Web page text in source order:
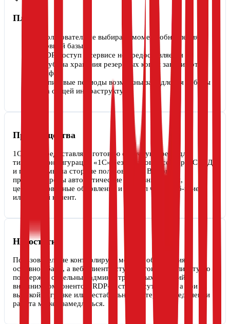
Плохо
Пользователь не выбирает момент обновления
основной базы
RDP-доступ в сервисе не предоставляется
Глубина хранения резервных копий зависит от
тарифа
В пиковые периоды возможны замедления работы
из-за общей инфраструктуры
Преимущества
1С:ГРМ предоставляет готовую облачную среду для
типовых конфигураций «1С» без установки сервера, СУБД
и платформы на стороне пользователя. В сервисе
предусмотрены автоматические резервные копии,
централизованные обновления и доступ через веб-клиент
или тонкий клиент.
Недостатки
Пользователь не контролирует момент обновления
основной базы, а веб-клиент уступает тонкому клиенту по
поддержке отдельных административных функций и
внешних компонентов. RDP-доступ отсутствует, а при
высокой нагрузке или нестабильном интернет-соединении
работа может замедляться.